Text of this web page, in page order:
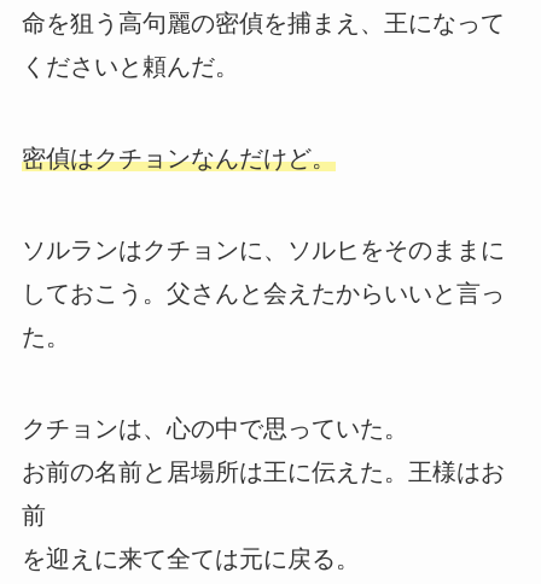
命を狙う高句麗の密偵を捕まえ、王になって
くださいと頼んだ。
密偵はクチョンなんだけど。
ソルランはクチョンに、ソルヒをそのままに
しておこう。父さんと会えたからいいと言っ
た。
クチョンは、心の中で思っていた。
お前の名前と居場所は王に伝えた。王様はお
前
を迎えに来て全ては元に戻る。